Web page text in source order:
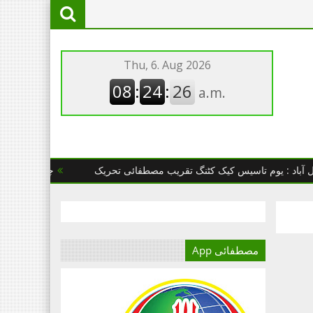
تاسیس کیک کٹنگ تقریب مصطفائی تحریک چھانگا مانگا :
مصطفائی App
آج کا دور میڈیا کا